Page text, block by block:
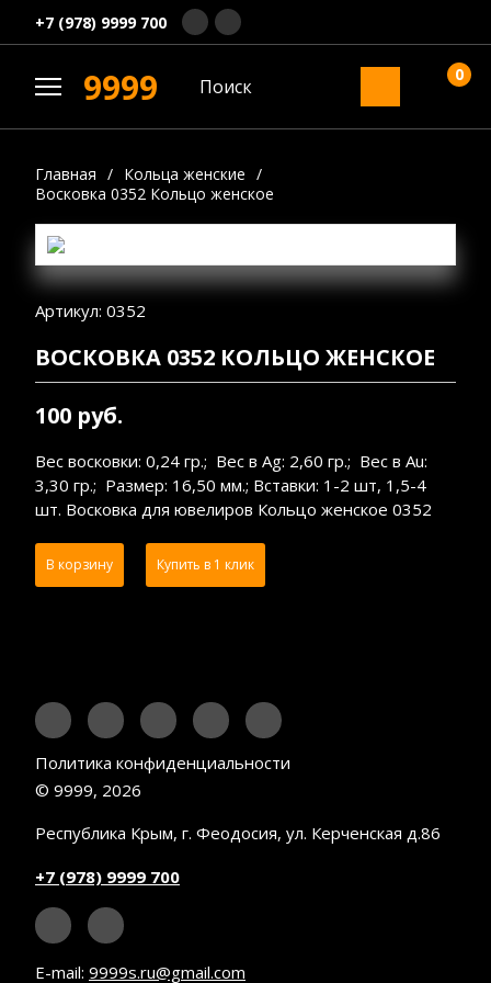
+7 (978) 9999 700
9999 0
Главная / Кольца женские /
Восковка 0352 Кольцо женское
Артикул: 0352
ВОСКОВКА 0352 КОЛЬЦО ЖЕНСКОЕ
100 руб.
Вес восковки: 0,24 гр.; Вес в Ag: 2,60 гр.; Вес в Au:
3,30 гр.; Размер: 16,50 мм.; Вставки: 1-2 шт, 1,5-4
шт. Восковка для ювелиров Кольцо женское 0352
В корзину Купить в 1 клик
Политика конфиденциальности
© 9999, 2026
Республика Крым, г. Феодосия, ул. Керченская д.86
+7 (978) 9999 700
E-mail: 9999s.ru@gmail.com